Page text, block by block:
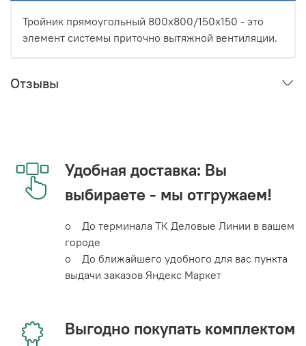
Тройник прямоугольный 800x800/150x150 - это
элемент системы приточно вытяжной вентиляции.
Отзывы
Удобная доставка: Вы
выбираете - мы отгружаем!
o До терминала ТК Деловые Линии в вашем
городе
o До ближайшего удобного для вас пункта
выдачи заказов Яндекс Маркет
Выгодно покупать комплектом